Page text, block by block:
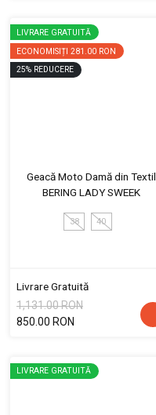
LIVRARE GRATUITĂ
ECONOMISIȚI 281.00 RON
25% REDUCERE
Geacă Moto Damă din Textil
BERING LADY SWEEK
38 40
Livrare Gratuită
1,131.00 RON
850.00 RON
LIVRARE GRATUITĂ